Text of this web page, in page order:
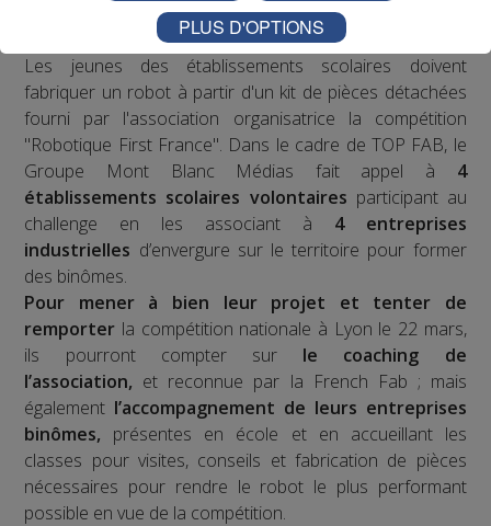
Les jeunes des établissements scolaires doivent
fabriquer un robot à partir d'un kit de pièces détachées
fourni par l'association organisatrice la compétition
"Robotique First France". Dans le cadre de TOP FAB, le
Groupe Mont Blanc Médias fait appel à 4
établissements scolaires volontaires participant au
challenge en les associant à 4 entreprises
industrielles d’envergure sur le territoire pour former
des binômes.
Pour mener à bien leur projet et tenter de
remporter la compétition nationale à Lyon le 22 mars,
ils pourront compter sur le coaching de
l’association, et reconnue par la French Fab ; mais
également l’accompagnement de leurs entreprises
binômes, présentes en école et en accueillant les
classes pour visites, conseils et fabrication de pièces
nécessaires pour rendre le robot le plus performant
possible en vue de la compétition.
PLUS D'OPTIONS